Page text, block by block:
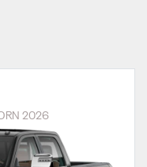
2026